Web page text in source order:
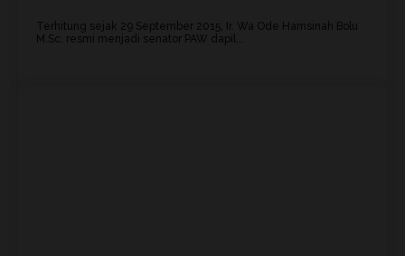
Terhitung sejak 29 September 2015, Ir. Wa Ode Hamsinah Bolu
M.Sc. resmi menjadi senator PAW dapil...